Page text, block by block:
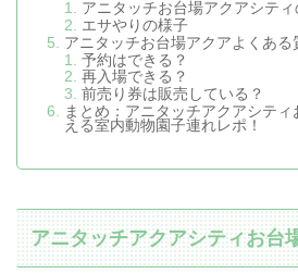
アニタッチお台場アクアシテ
エサやりの様子
アニタッチお台場アクアよくある
予約はできる？
再入場できる？
前売り券は販売している？
まとめ：アニタッチアクアシテ
える室内動物園子連れレポ！
アニタッチアクアシティお台